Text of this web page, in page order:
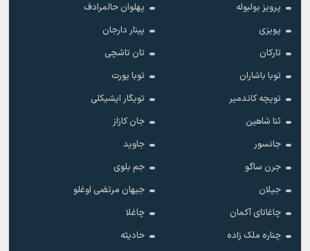
پرویز بولبوله
پهلوان حالمرادف
پویزی
پینار دارجان
تارکان
تان تاشچی
توبا باشاران
توبا یورت
تویچه کاندمیر
تویگار ایشیکلی
ثنا شاهین
جان کازاز
جانسور
جاوید
جرن ساگو
جم بلوی
جیلان
جیهان مرتضی اوغلو
چاغاتای آکمان
چاغلا
چناره ملک زاده
حادیثه